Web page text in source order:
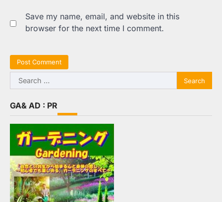
Save my name, email, and website in this
browser for the next time I comment.
Search
for:
GA& AD : PR